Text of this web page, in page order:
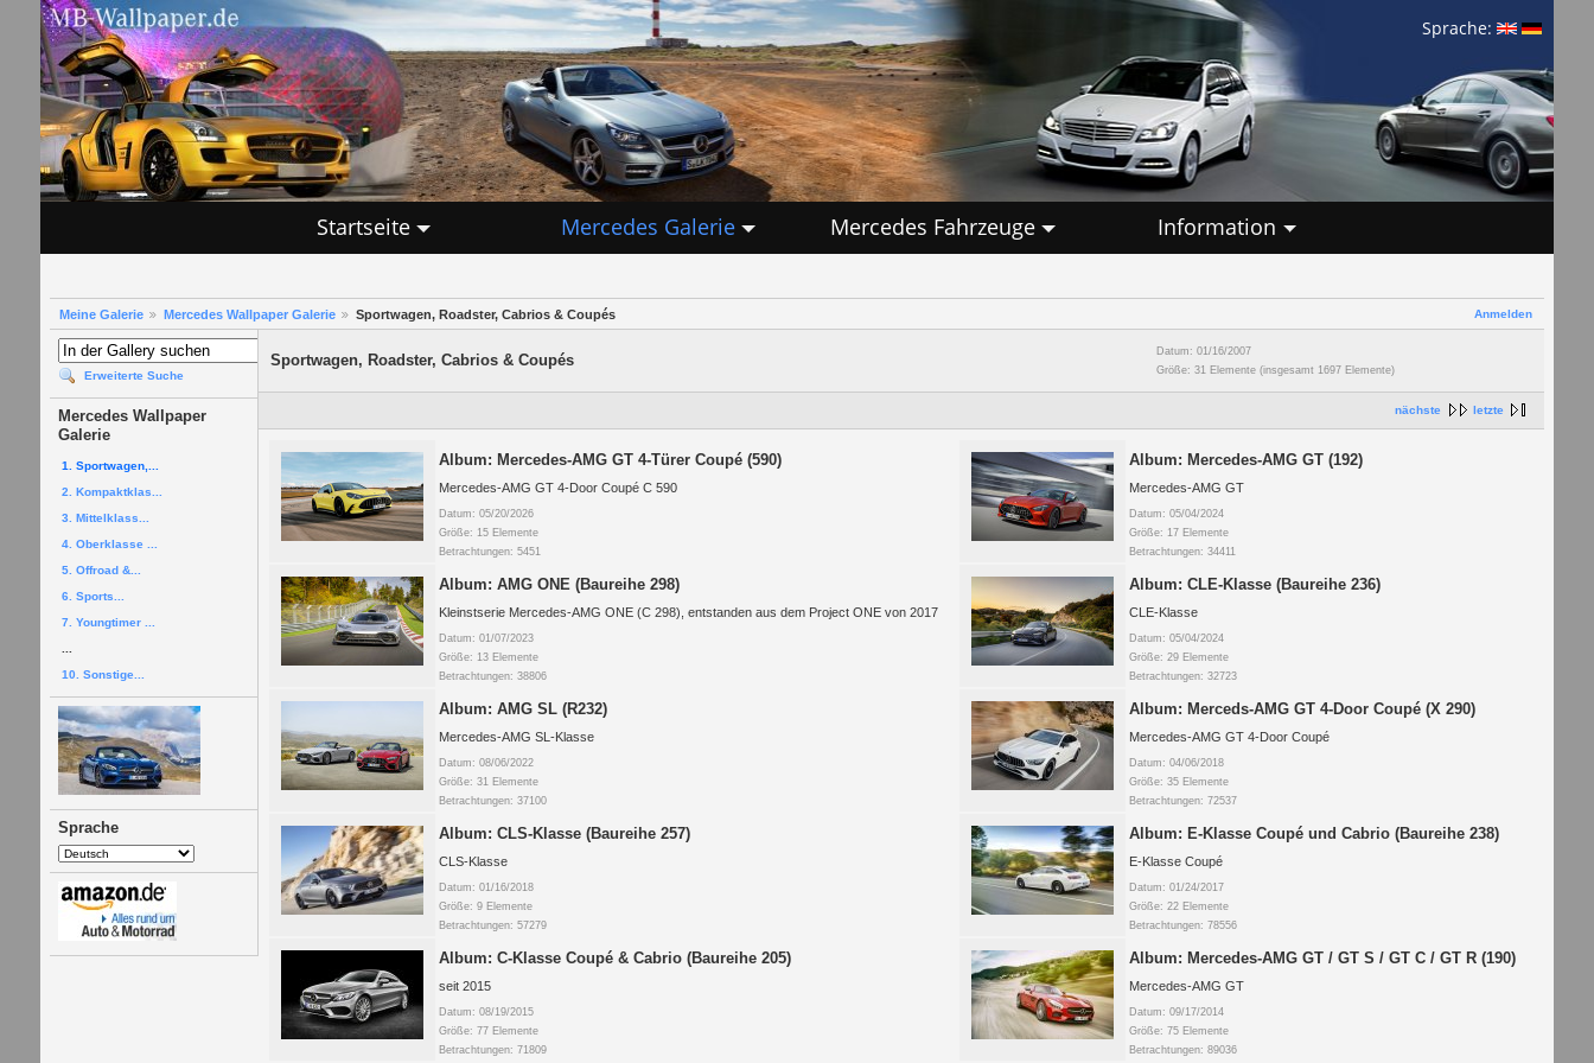
Sprache:
Startseite Mercedes Galerie Mercedes Fahrzeuge Information
Anmelden
Meine Galerie Mercedes Wallpaper Galerie Sportwagen, Roadster, Cabrios & Coupés
Erweiterte Suche
Mercedes Wallpaper
Galerie
1. Sportwagen,...
2. Kompaktklas...
3. Mittelklass...
4. Oberklasse ...
5. Offroad &...
6. Sports...
7. Youngtimer ...
10. Sonstige...
Sprache
Sportwagen, Roadster, Cabrios & Coupés
Datum: 01/16/2007
Größe: 31 Elemente (insgesamt 1697 Elemente)
nächste letzte
Album: Mercedes-AMG GT 4-Türer Coupé (590)
Mercedes-AMG GT 4-Door Coupé C 590
Datum: 05/20/2026
Größe: 15 Elemente
Betrachtungen: 5451
Album: Mercedes-AMG GT (192)
Mercedes-AMG GT
Datum: 05/04/2024
Größe: 17 Elemente
Betrachtungen: 34411
Album: AMG ONE (Baureihe 298)
Kleinstserie Mercedes-AMG ONE (C 298), entstanden aus dem Project ONE von 2017
Datum: 01/07/2023
Größe: 13 Elemente
Betrachtungen: 38806
Album: CLE-Klasse (Baureihe 236)
CLE-Klasse
Datum: 05/04/2024
Größe: 29 Elemente
Betrachtungen: 32723
Album: AMG SL (R232)
Mercedes-AMG SL-Klasse
Datum: 08/06/2022
Größe: 31 Elemente
Betrachtungen: 37100
Album: Merceds-AMG GT 4-Door Coupé (X 290)
Mercedes-AMG GT 4-Door Coupé
Datum: 04/06/2018
Größe: 35 Elemente
Betrachtungen: 72537
Album: CLS-Klasse (Baureihe 257)
CLS-Klasse
Datum: 01/16/2018
Größe: 9 Elemente
Betrachtungen: 57279
Album: E-Klasse Coupé und Cabrio (Baureihe 238)
E-Klasse Coupé
Datum: 01/24/2017
Größe: 22 Elemente
Betrachtungen: 78556
Album: C-Klasse Coupé & Cabrio (Baureihe 205)
seit 2015
Datum: 08/19/2015
Größe: 77 Elemente
Betrachtungen: 71809
Album: Mercedes-AMG GT / GT S / GT C / GT R (190)
Mercedes-AMG GT
Datum: 09/17/2014
Größe: 75 Elemente
Betrachtungen: 89036